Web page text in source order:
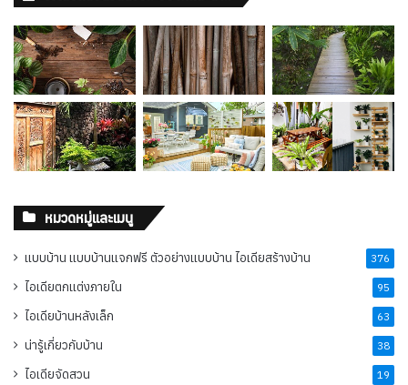
หมวดหมู่และเมนู
แบบบ้าน แบบบ้านแจกฟรี ตัวอย่างแบบบ้าน ไอเดียสร้างบ้าน 376
ไอเดียตกแต่งภายใน 95
ไอเดียบ้านหลังเล็ก 63
น่ารู้เกี่ยวกับบ้าน 38
ไอเดียจัดสวน 19